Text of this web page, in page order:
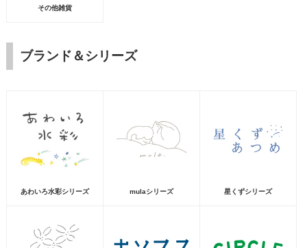
その他雑貨
ブランド＆シリーズ
あわいろ水彩シリーズ mulaシリーズ 星くずシリーズ